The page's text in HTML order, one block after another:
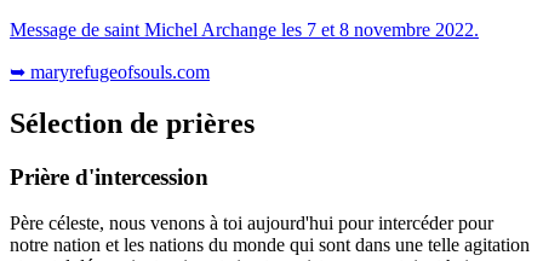
Message de saint Michel Archange les 7 et 8 novembre 2022.
➥ maryrefugeofsouls.com
Sélection de prières
Prière d'intercession
Père céleste, nous venons à toi aujourd'hui pour intercéder pour
notre nation et les nations du monde qui sont dans une telle agitation